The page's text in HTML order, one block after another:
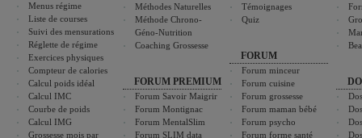
Menus régime
Liste de courses
Suivi des mensurations
Réglette de régime
Exercices physiques
Compteur de calories
Calcul poids idéal
Calcul IMC
Courbe de poids
Calcul IMG
Grossesse mois par
Méthodes Naturelles
Méthode Chrono-
Géno-Nutrition
Coaching Grossesse
FORUM PREMIUM
Forum Savoir Maigrir
Forum Montignac
Forum MentalSlim
Forum SLIM data
Témoignages
Quiz
FORUM
Forum minceur
Forum cuisine
Forum grossesse
Forum maman bébé
Forum psycho
Forum forme santé